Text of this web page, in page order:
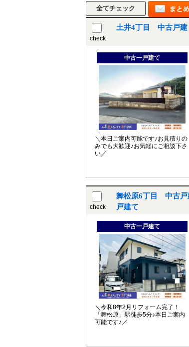
check
土井4丁目 中古戸建
中古一戸建て
＼本日ご案内可能です♪お見積りの
みでも大歓迎♪お気軽にご相談下さ
い／
check
舞松原6丁目 中古戸
戸建て
中古一戸建て
＼令和8年2月リフォーム完了！
「舞松原」駅徒歩5分♪本日ご案内
可能です♪／